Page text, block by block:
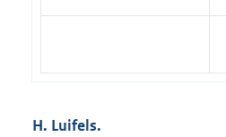
H. Luifels.